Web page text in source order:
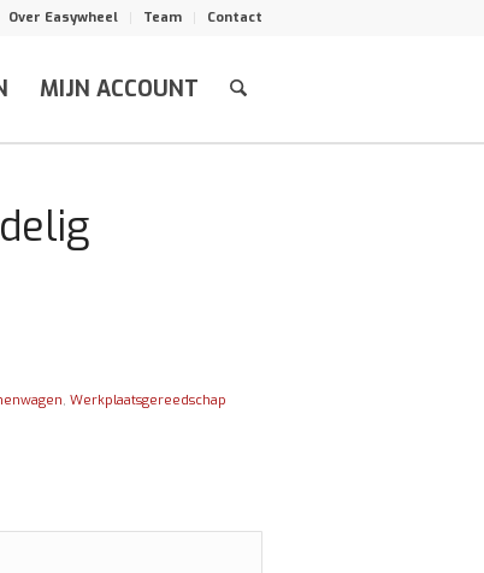
Over Easywheel Team Contact
MIJN ACCOUNT
,Werkplaatsgereedschap